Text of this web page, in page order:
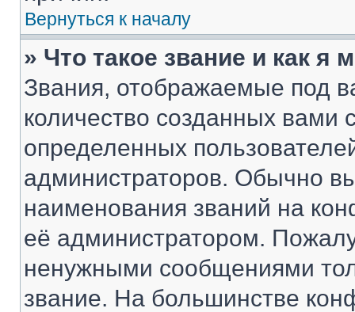
Вернуться к началу
» Что такое звание и как я
Звания, отображаемые под
количество созданных
определенных
администраторов. Обычно
наименования званий на
её администратором.
ненужными сообщениями
звание. На большинстве